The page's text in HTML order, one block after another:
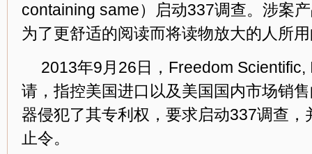
containing same）启动337调查。涉案
为了更舒适的阅读而将读物放大的人所
2013年9月26日，Freedom
请，指控美国进口以及美国国内市场销
器侵犯了其专利权，要求启动337调查
止令。